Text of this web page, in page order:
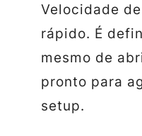
Velocidade
rápido. É
mesmo de
pronto para
setup.